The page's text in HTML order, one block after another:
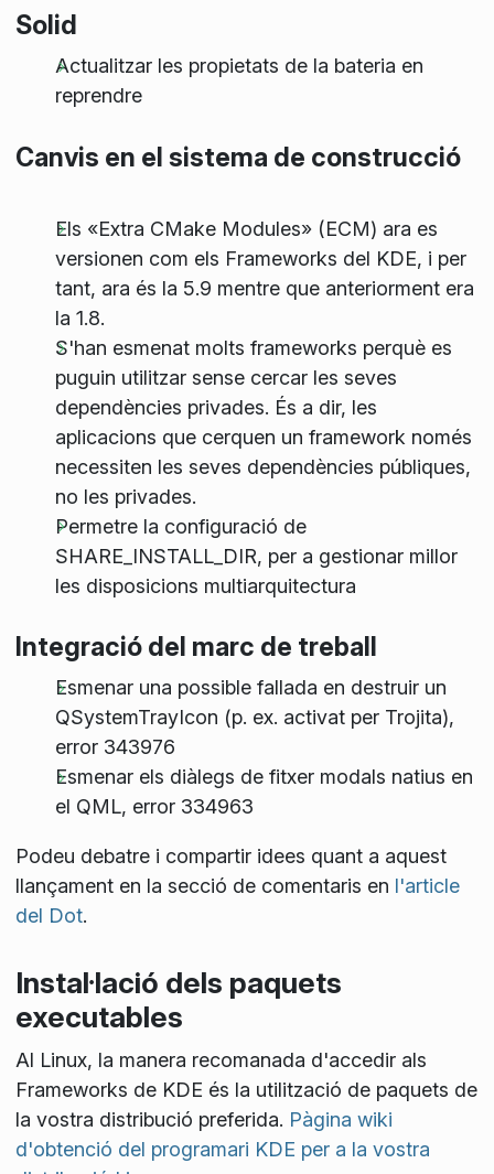
Solid
Actualitzar les propietats de la bateria en
reprendre
Canvis en el sistema de construcció
Els «Extra CMake Modules» (ECM) ara es
versionen com els Frameworks del KDE, i per
tant, ara és la 5.9 mentre que anteriorment era
la 1.8.
S'han esmenat molts frameworks perquè es
puguin utilitzar sense cercar les seves
dependències privades. És a dir, les
aplicacions que cerquen un framework només
necessiten les seves dependències públiques,
no les privades.
Permetre la configuració de
SHARE_INSTALL_DIR, per a gestionar millor
les disposicions multiarquitectura
Integració del marc de treball
Esmenar una possible fallada en destruir un
QSystemTrayIcon (p. ex. activat per Trojita),
error 343976
Esmenar els diàlegs de fitxer modals natius en
el QML, error 334963
Podeu debatre i compartir idees quant a aquest
llançament en la secció de comentaris en l'article
del Dot.
Instal·lació dels paquets
executables
Al Linux, la manera recomanada d'accedir als
Frameworks de KDE és la utilització de paquets de
la vostra distribució preferida. Pàgina wiki
d'obtenció del programari KDE per a la vostra